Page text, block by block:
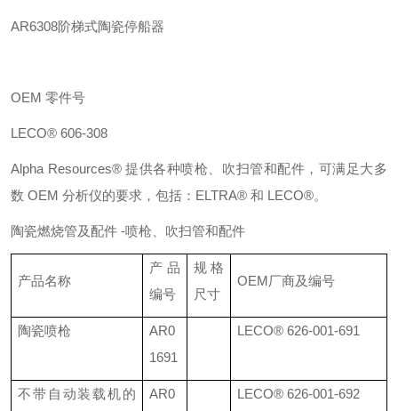
AR6308阶梯式陶瓷停船器
OEM 零件号
LECO® 606-308
Alpha Resources®提供各种喷枪、吹扫管和配件，可满足大多
数 OEM 分析仪的要求，包括： ELTRA® 和 LECO®。
陶瓷燃烧管及配件 -喷枪、吹扫管和配件
产品名称
产品
编号
规格
尺寸
OEM厂商及编号
陶瓷喷枪
AR0
1691
LECO® 626-001-691
不带自动装载机的
AR0
LECO® 626-001-692